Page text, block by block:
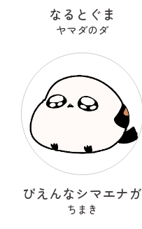
なるとぐま
ヤマダのダ
ぴえんなシマエナガ
ちまき